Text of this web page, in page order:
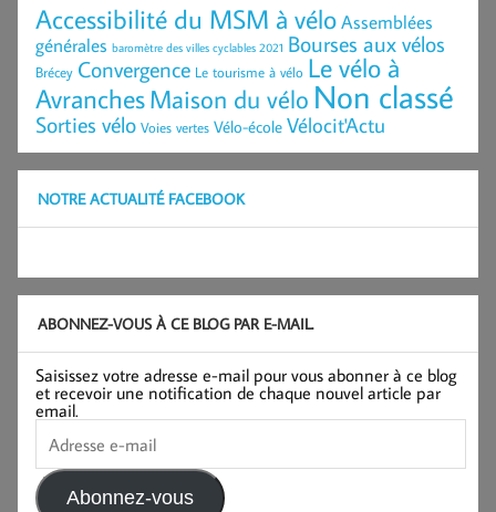
Accessibilité du MSM à véloAssemblées
générales baromètre des villes cyclables 2021 Bourses aux vélos
Brécey Convergence Le tourisme à vélo Le vélo à
AvranchesMaison du vélo Non classé
Sorties vélo Voies vertes Vélo-école Vélocit'Actu
NOTRE ACTUALITÉ FACEBOOK
ABONNEZ-VOUS À CE BLOG PAR E-MAIL.
Saisissez votre adresse e-mail pour vous abonner à ce blog
et recevoir une notification de chaque nouvel article par
email.
Adresse
e-
mail
Abonnez-vous